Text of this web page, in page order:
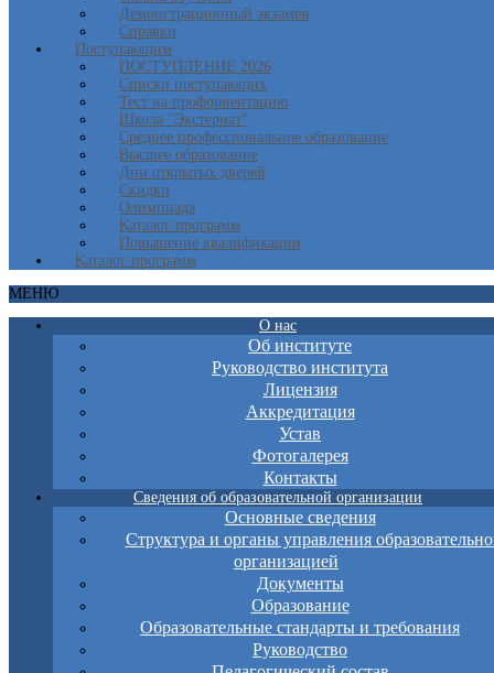
Демонстрационный экзамен
Справки
Поступающим
ПОСТУПЛЕНИЕ 2026
Списки поступающих
Тест на профориентацию
Школа "Экстернат"
Среднее профессиональное образование
Высшее образование
Дни открытых дверей
Скидки
Олимпиада
Каталог программ
Повышение квалификации
Каталог программ
МЕНЮ
О нас
Об институте
Руководство института
Лицензия
Аккредитация
Устав
Фотогалерея
Контакты
Сведения об образовательной организации
Основные сведения
Структура и органы управления
организацией
Документы
Образование
Образовательные стандарты и требования
Руководство